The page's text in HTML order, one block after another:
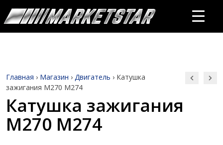
Главная › Магазин › Двигатель › Катушка
зажигания M270 M274
Катушка зажигания
M270 M274